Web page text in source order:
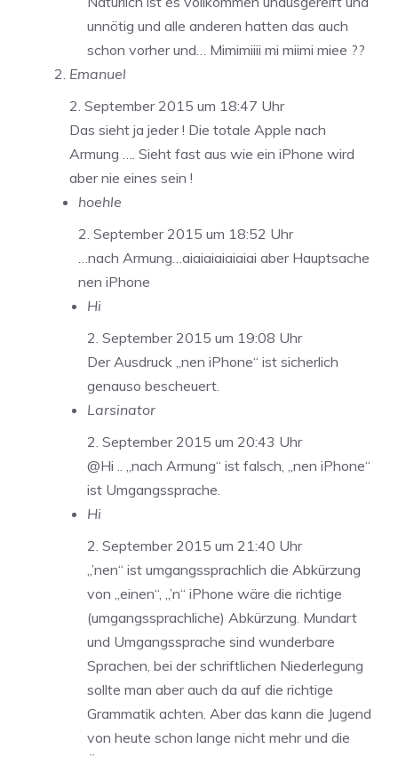
unnötig und alle anderen hatten das auch
schon vorher und… Mimimiiii mi miimi miee ??
Emanuel
2. September 2015 um 18:47 Uhr
Das sieht ja jeder ! Die totale Apple nach
Armung …. Sieht fast aus wie ein iPhone wird
aber nie eines sein !
hoehle
2. September 2015 um 18:52 Uhr
…nach Armung…aiaiaiaiaiaiai aber Hauptsache
nen iPhone
Hi
2. September 2015 um 19:08 Uhr
Der Ausdruck „nen iPhone“ ist sicherlich
genauso bescheuert.
Larsinator
2. September 2015 um 20:43 Uhr
@Hi .. „nach Armung“ ist falsch, „nen iPhone“
ist Umgangssprache.
Hi
2. September 2015 um 21:40 Uhr
„’nen“ ist umgangssprachlich die Abkürzung
von „einen“, „’n“ iPhone wäre die richtige
(umgangssprachliche) Abkürzung. Mundart
und Umgangssprache sind wunderbare
Sprachen, bei der schriftlichen Niederlegung
sollte man aber auch da auf die richtige
Grammatik achten. Aber das kann die Jugend
von heute schon lange nicht mehr und die